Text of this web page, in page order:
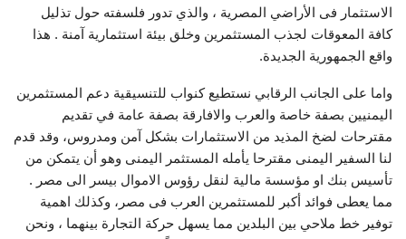
الاستثمار فى الأراضي المصرية ، والذي تدور فلسفته حول تذليل
كافة المعوقات لجذب المستثمرين وخلق بيئة استثمارية آمنة . هذا
واقع الجمهورية الجديدة.
‎واما على الجانب الرقابي نستطيع كنواب للتنسيقية دعم المستثمرين
اليمنيين بصفة خاصة والعرب والافارقة بصفة عامة في تقديم
مقترحات لضخ المذيد من الاستثمارات بشكل آمن ومدروس، وقد قدم
لنا السفير اليمنى مقترحا يأمله المستثمر اليمنى وهو أن يتمكن من
تأسيس بنك او مؤسسة مالية لنقل رؤوس الاموال بيسر الى مصر .
مما يعطى فوائد أكبر للمستثمرين العرب فى مصر، وكذلك اهمية
توفير خط ملاحي بين البلدين مما يسهل حركة التجارة بينهما ، ونحن